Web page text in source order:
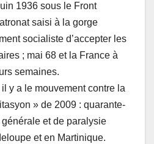
1936 sous le Front
saisi à la gorge
socialiste d’accepter les
; mai 68 et la France à
semaines.
y a le mouvement contre la
» de 2009 : quarante-
et de paralysie
et en Martinique.